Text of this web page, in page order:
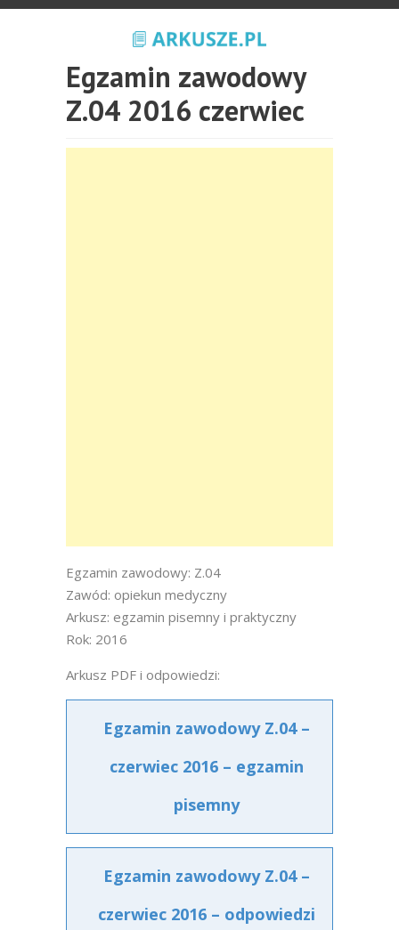
Egzamin zawodowy
Z.04 2016 czerwiec
Egzamin zawodowy: Z.04
Zawód: opiekun medyczny
Arkusz: egzamin pisemny i praktyczny
Rok: 2016
Arkusz PDF i odpowiedzi:
Egzamin zawodowy Z.04 –
czerwiec 2016 – egzamin
pisemny
Egzamin zawodowy Z.04 –
czerwiec 2016 – odpowiedzi